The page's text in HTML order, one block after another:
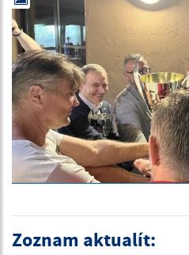
Zoznam aktualít: